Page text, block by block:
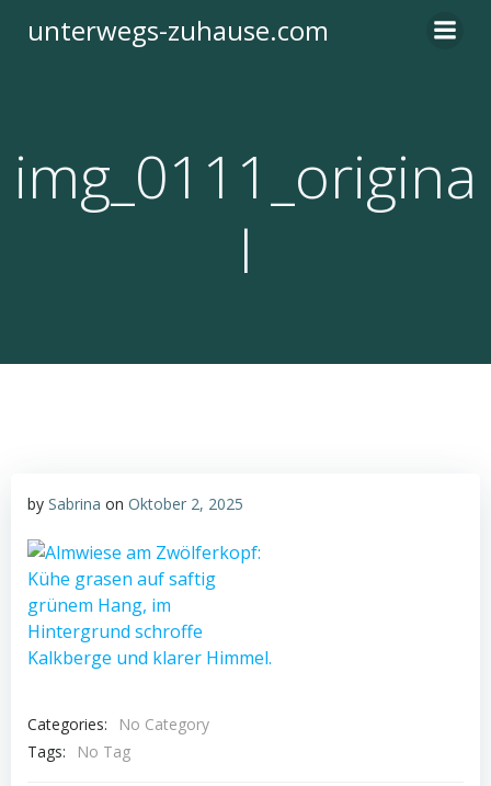
Inhalt
unterwegs-zuhause.com
img_0111_origina
l
by Sabrina on Oktober 2, 2025
Categories:
No Category
Tags:
No Tag